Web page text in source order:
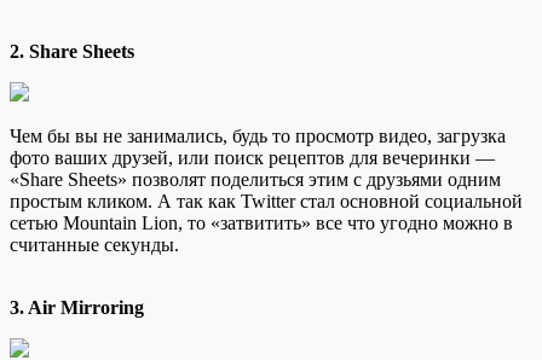
2. Share Sheets
Чем бы вы не занимались, будь то просмотр видео, загрузка
фото ваших друзей, или поиск рецептов для вечеринки —
«Share Sheets» позволят поделиться этим с друзьями одним
простым кликом. А так как Twitter стал основной социальной
сетью Mountain Lion, то «затвитить» все что угодно можно в
считанные секунды.
3. Air Mirroring